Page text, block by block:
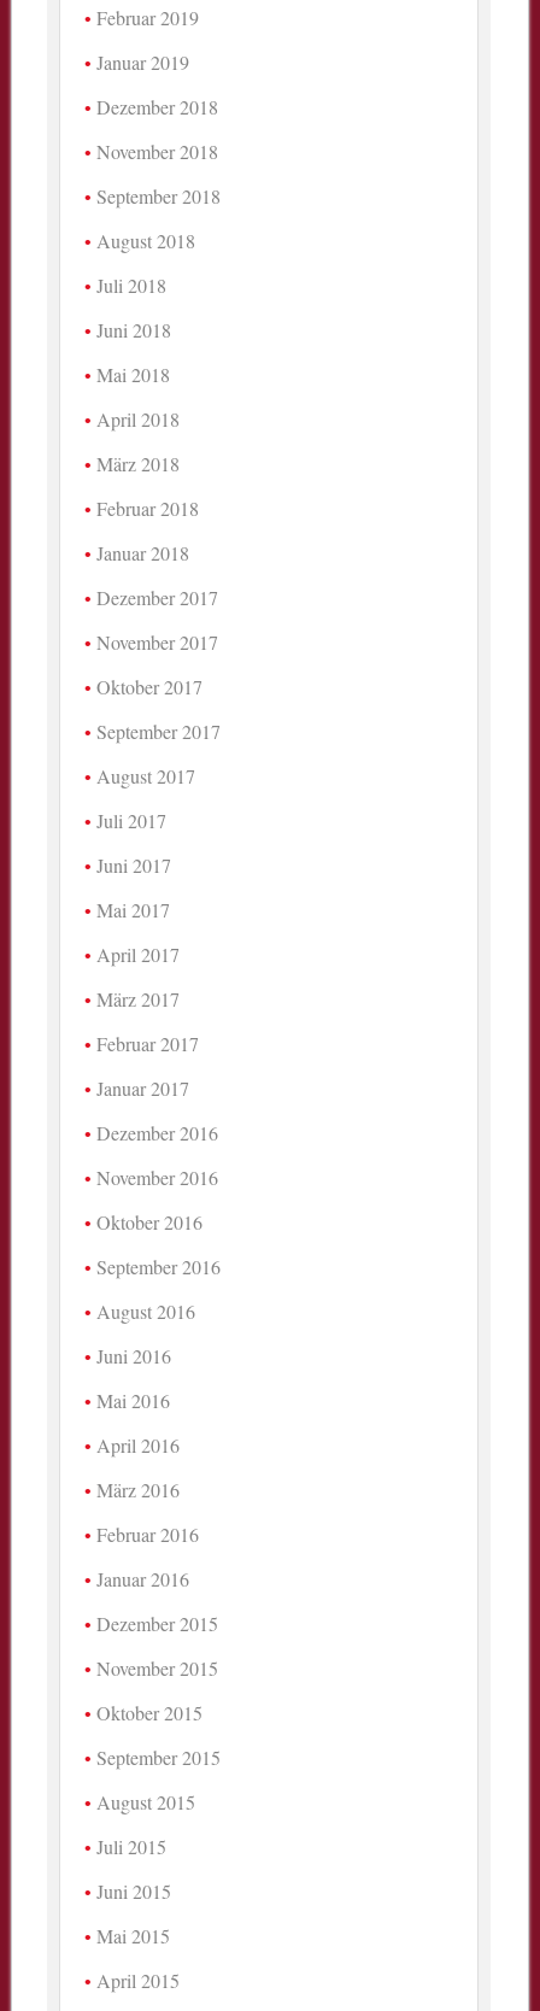
Februar 2019
Januar 2019
Dezember 2018
November 2018
September 2018
August 2018
Juli 2018
Juni 2018
Mai 2018
April 2018
März 2018
Februar 2018
Januar 2018
Dezember 2017
November 2017
Oktober 2017
September 2017
August 2017
Juli 2017
Juni 2017
Mai 2017
April 2017
März 2017
Februar 2017
Januar 2017
Dezember 2016
November 2016
Oktober 2016
September 2016
August 2016
Juni 2016
Mai 2016
April 2016
März 2016
Februar 2016
Januar 2016
Dezember 2015
November 2015
Oktober 2015
September 2015
August 2015
Juli 2015
Juni 2015
Mai 2015
April 2015